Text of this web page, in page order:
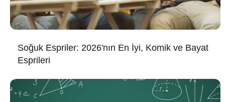
Soğuk Espriler: 2026'nın En İyi, Komik ve Bayat
Esprileri